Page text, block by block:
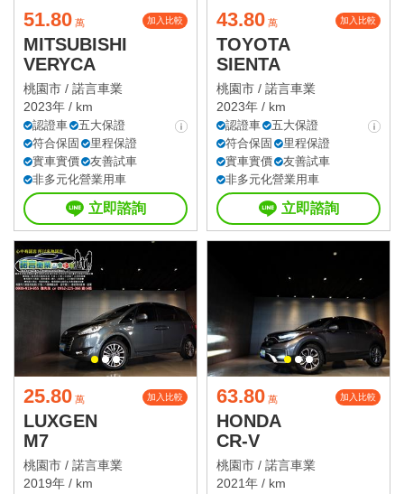
51.80 萬 加入比較
MITSUBISHI
VERYCA
桃園市 / 諾言車業
2023年 / km
認證車
五大保證
符合保固
里程保證
實車實價
友善試車
非多元化營業用車
立即諮詢
43.80 萬 加入比較
TOYOTA
SIENTA
桃園市 / 諾言車業
2023年 / km
認證車
五大保證
符合保固
里程保證
實車實價
友善試車
非多元化營業用車
立即諮詢
25.80 萬 加入比較
LUXGEN
M7
桃園市 / 諾言車業
2019年 / km
63.80 萬 加入比較
HONDA
CR-V
桃園市 / 諾言車業
2021年 / km